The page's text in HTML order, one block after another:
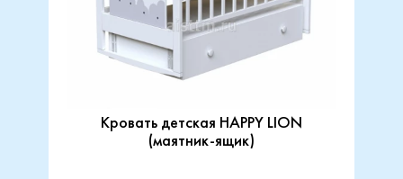
Кровать детская HAPPY LION
(маятник-ящик)